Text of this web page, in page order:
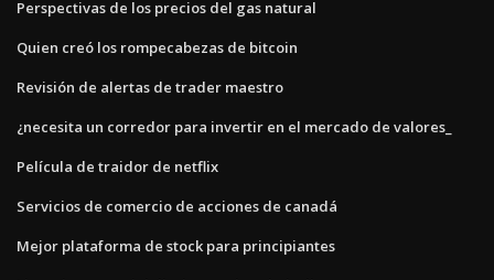
Perspectivas de los precios del gas natural
Quien creó los rompecabezas de bitcoin
Revisión de alertas de trader maestro
¿necesita un corredor para invertir en el mercado de valores_
Película de traidor de netflix
Servicios de comercio de acciones de canadá
Mejor plataforma de stock para principiantes